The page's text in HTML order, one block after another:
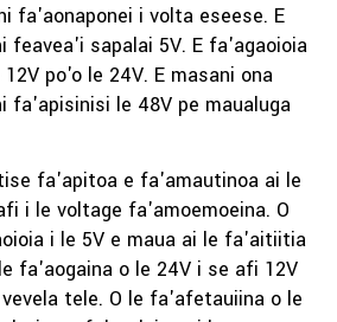
fa'aonaponei i volta eseese. E
feavea'i sapalai 5V. E fa'agaoioia
po'o le 24V. E masani ona
fa'apisinisi le 48V pe maualuga
fa'apitoa e fa'amautinoa ai le
i le voltage fa'amoemoeina. O
i le 5V e maua ai le fa'aitiitia
fa'aogaina o le 24V i se afi 12V
tele. O le fa'afetauiina o le